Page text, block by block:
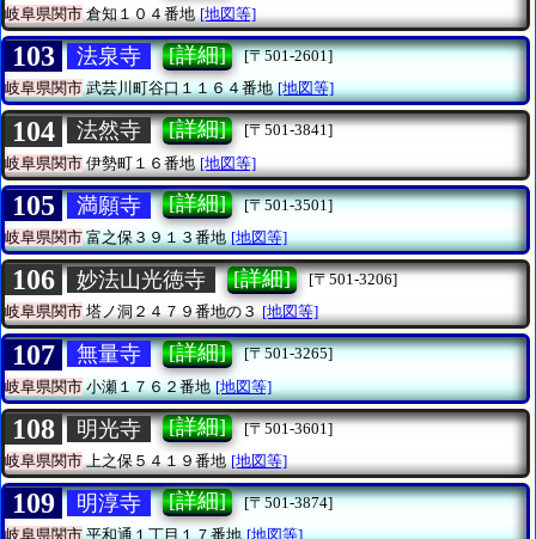
岐阜県関市倉知１０４番地 [地図等]
103 法泉寺 [詳細]
[〒501-2601]
岐阜県関市武芸川町谷口１１６４番地 [地図等]
104 法然寺 [詳細]
[〒501-3841]
岐阜県関市 伊勢町１６番地 [地図等]
105 満願寺 [詳細]
[〒501-3501]
岐阜県関市富之保３９１３番地 [地図等]
106 妙法山光徳寺 [詳細]
[〒501-3206]
岐阜県関市塔ノ洞２４７９番地の３ [地図等]
107 無量寺 [詳細]
[〒501-3265]
岐阜県関市小瀬１７６２番地 [地図等]
108 明光寺 [詳細]
[〒501-3601]
岐阜県関市上之保５４１９番地 [地図等]
109 明淳寺 [詳細]
[〒501-3874]
岐阜県関市平和通１丁目１７番地 [地図等]